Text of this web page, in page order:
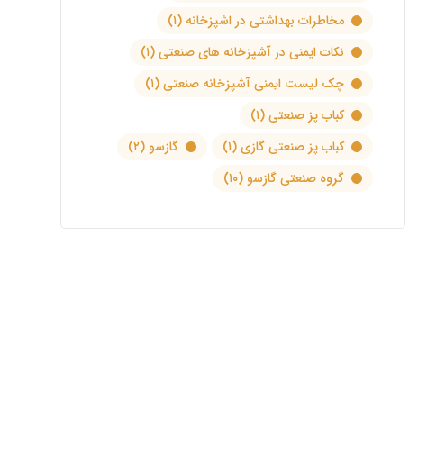
مخاطرات بهداشتی در اشپزخانه (۱)
نکات ایمنی در آشپزخانه های صنعتی(۱)
چک لیست ایمنی آشپزخانه صنعتی(۱)
کباب پز صنعتی(۱)
کباب پز صنعتی گازی(۱) گازسو (۲)
گروه صنعتی گازسو (۱۰)